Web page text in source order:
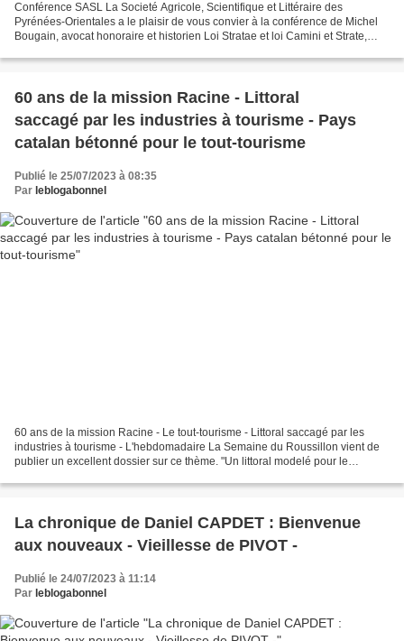
Conférence SASL La Societé Agricole, Scientifique et Littéraire des
Pyrénées-Orientales a le plaisir de vous convier à la conférence de Michel
Bougain, avocat honoraire et historien Loi Stratae et loi Camini et Strate,
60 ans de la mission Racine - Littoral
saccagé par les industries à tourisme - Pays
catalan bétonné pour le tout-tourisme
Publié le 25/07/2023 à 08:35
Par leblogabonnel
60 ans de la mission Racine - Le tout-tourisme - Littoral saccagé par les
industries à tourisme - L'hebdomadaire La Semaine du Roussillon vient de
publier un excellent dossier sur ce thème. "Un littoral modelé pour le
La chronique de Daniel CAPDET : Bienvenue
aux nouveaux - Vieillesse de PIVOT -
Publié le 24/07/2023 à 11:14
Par leblogabonnel